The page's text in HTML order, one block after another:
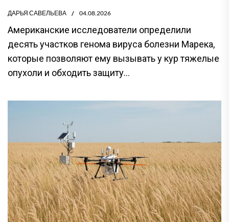
ДАРЬЯ САВЕЛЬЕВА 04.08.2026
Американские исследователи определили
десять участков генома вируса болезни Марека,
которые позволяют ему вызывать у кур тяжелые
опухоли и обходить защиту...